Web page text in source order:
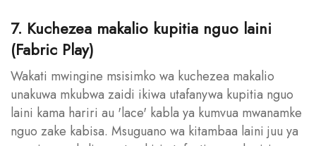
7. Kuchezea makalio kupitia nguo laini
(Fabric Play)
Wakati mwingine msisimko wa kuchezea makalio
unakuwa mkubwa zaidi ikiwa utafanywa kupitia nguo
laini kama hariri au 'lace' kabla ya kumvua mwanamke
nguo zake kabisa. Msuguano wa kitambaa laini juu ya